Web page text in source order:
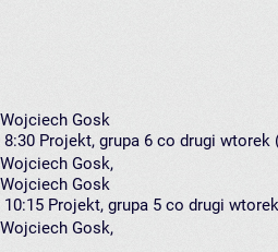
Wojciech Gosk
8:30 Projekt, grupa 6 co drugi wtorek
Wojciech Gosk,
Wojciech Gosk
10:15 Projekt, grupa 5 co drugi
Wojciech Gosk,